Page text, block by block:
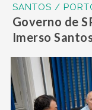
SANTOS /
Governo de
Imerso